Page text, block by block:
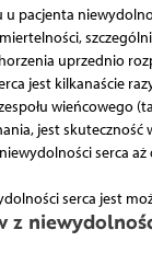
pacjenta
uprzednio
jest kilkanaście
wieńcowego
jest skuteczność
serca
serca jest